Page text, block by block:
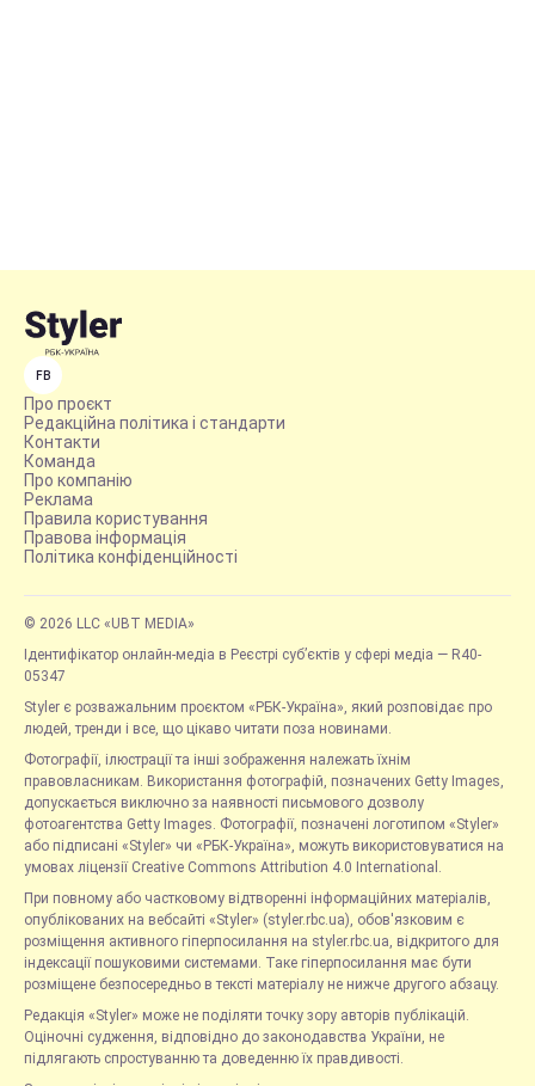
FB
Про проєкт
Редакційна політика і стандарти
Контакти
Команда
Про компанію
Реклама
Правила користування
Правова інформація
Політика конфіденційності
© 2026 LLC «UBT MEDIA»
Ідентифікатор онлайн-медіа в Реєстрі суб’єктів у сфері медіа — R40-
05347
Styler є розважальним проєктом «РБК-Україна», який розповідає про
людей, тренди і все, що цікаво читати поза новинами.
Фотографії, ілюстрації та інші зображення належать їхнім
правовласникам. Використання фотографій, позначених Getty Images,
допускається виключно за наявності письмового дозволу
фотоагентства Getty Images. Фотографії, позначені логотипом «Styler»
або підписані «Styler» чи «РБК-Україна», можуть використовуватися на
умовах ліцензії Creative Commons Attribution 4.0 International.
При повному або частковому відтворенні інформаційних матеріалів,
опублікованих на вебсайті «Styler» (styler.rbc.ua), обов'язковим є
розміщення активного гіперпосилання на styler.rbc.ua, відкритого для
індексації пошуковими системами. Таке гіперпосилання має бути
розміщене безпосередньо в тексті матеріалу не нижче другого абзацу.
Редакція «Styler» може не поділяти точку зору авторів публікацій.
Оціночні судження, відповідно до законодавства України, не
підлягають спростуванню та доведенню їх правдивості.